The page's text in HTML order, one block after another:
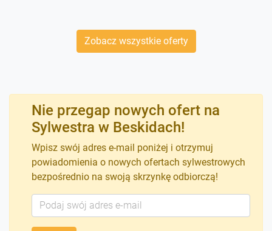
Zobacz wszystkie oferty
Nie przegap nowych ofert na
Sylwestra w Beskidach!
Wpisz swój adres e-mail poniżej i otrzymuj
powiadomienia o nowych ofertach sylwestrowych
bezpośrednio na swoją skrzynkę odbiorczą!